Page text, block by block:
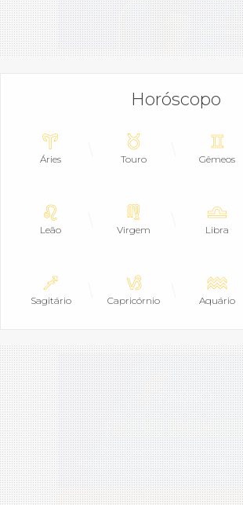
Horóscopo
Áries Touro Gêmeos
Leão Virgem Libra
Sagitário Capricórnio Aquário